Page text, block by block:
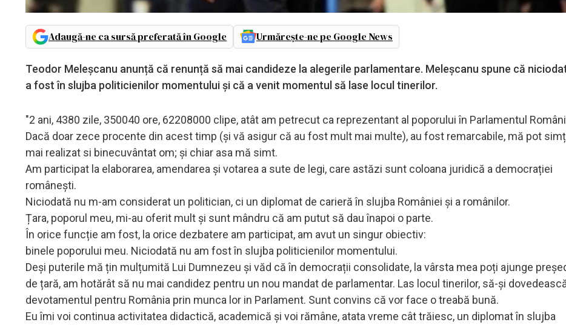
Adaugă-ne ca sursă preferată în Google Urmărește-ne pe Google News
Teodor Meleșcanu anunță că renunță să mai candideze la alegerile parlamentare. Meleșcanu spune că
a fost în slujba politicienilor momentului și că a venit momentul să lase locul tinerilor.
"2 ani, 4380 zile, 350040 ore, 62208000 clipe, atât am petrecut ca reprezentant al poporului în Parlamentul
Dacă doar zece procente din acest timp (și vă asigur că au fost mult mai multe), au fost remarcabile, mă pot
mai realizat si binecuvântat om; și chiar asa mă simt.
Am participat la elaborarea, amendarea și votarea a sute de legi, care astăzi sunt coloana juridică a democrației
românești.
Niciodată nu m-am considerat un politician, ci un diplomat de carieră în slujba României și a românilor.
Țara, poporul meu, mi-au oferit mult și sunt mândru că am putut să dau înapoi o parte.
În orice funcție am fost, la orice dezbatere am participat, am avut un singur obiectiv:
binele poporului meu. Niciodată nu am fost în slujba politicienilor momentului.
Deși puterile mă țin mulțumită Lui Dumnezeu și văd că în democrații consolidate, la vârsta mea poți ajunge
de țară, am hotărât să nu mai candidez pentru un nou mandat de parlamentar. Las locul tinerilor, să-și
devotamentul pentru România prin munca lor in Parlament. Sunt convins că vor face o treabă bună.
Eu îmi voi continua activitatea didactică, academică și voi rămâne, atata vreme cât trăiesc, un diplomat în slujba